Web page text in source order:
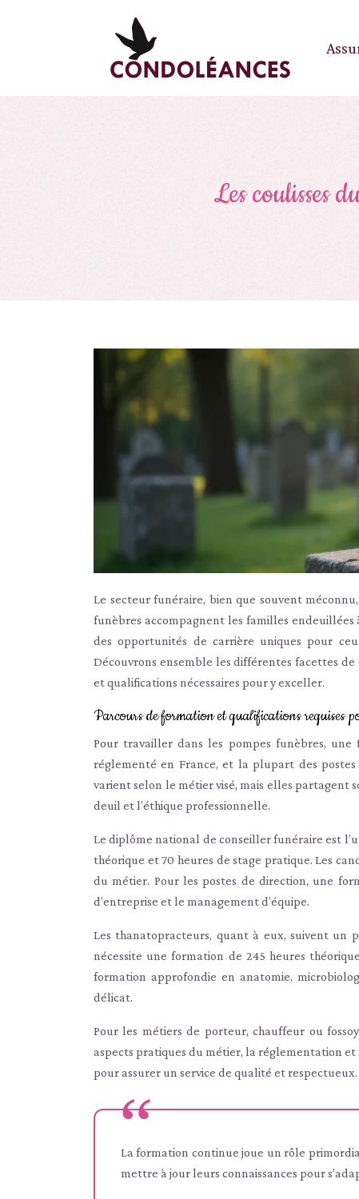
Les coulisses
Le secteur funéraire, bien que souvent
funèbres accompagnent les familles endeuillées
des opportunités de carrière uniques pour
Découvrons ensemble les différentes facettes
et qualifications nécessaires pour y exceller.
Parcours de formation et qualifications requises
Pour travailler dans les pompes funèbres,
réglementé en France, et la plupart des postes
varient selon le métier visé, mais elles partagent
deuil et l’éthique professionnelle.
Le diplôme national de conseiller funéraire est
théorique et 70 heures de stage pratique. Les
du métier. Pour les postes de direction, une
d’entreprise et le management d’équipe.
Les thanatopracteurs, quant à eux, suivent un
nécessite une formation de 245 heures
formation approfondie en anatomie,
délicat.
Pour les métiers de porteur, chauffeur ou
aspects pratiques du métier, la réglementation
pour assurer un service de qualité et respectueux.
La formation continue joue un rôle
mettre à jour leurs connaissances pour